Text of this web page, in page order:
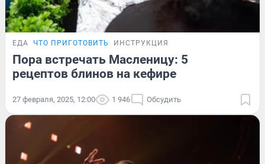
ЕДА ЧТО ПРИГОТОВИТЬ ИНСТРУКЦИЯ
Пора встречать Масленицу: 5
рецептов блинов на кефире
27 февраля, 2025, 12:00 1 946 Обсудить